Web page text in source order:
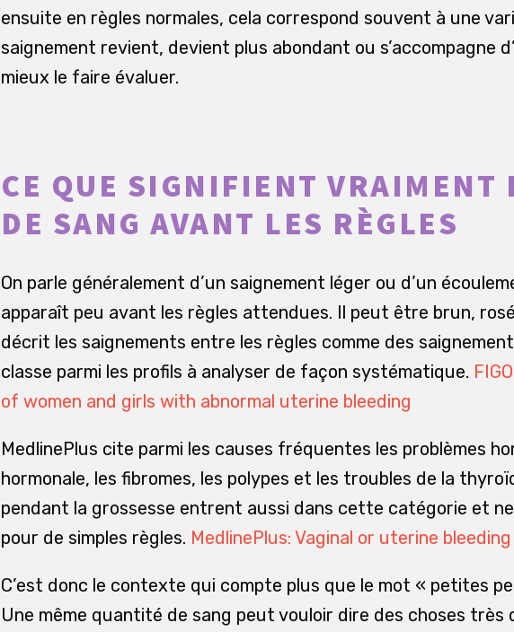
ensuite en règles normales, cela correspond souvent à une
saignement revient, devient plus abondant ou s’accompagne
mieux le faire évaluer.
CE QUE SIGNIFIENT VRAIMENT
DE SANG AVANT LES RÈGLES
On parle généralement d’un saignement léger ou d’un
apparaît peu avant les règles attendues. Il peut être brun,
décrit les saignements entre les règles comme des
classe parmi les profils à analyser de façon systématique.
of women and girls with abnormal uterine bleeding
MedlinePlus cite parmi les causes fréquentes les problèmes
hormonale, les fibromes, les polypes et les troubles de la
pendant la grossesse entrent aussi dans cette catégorie et
pour de simples règles. MedlinePlus: Vaginal or uterine bleeding
C’est donc le contexte qui compte plus que le mot « petites
Une même quantité de sang peut vouloir dire des choses très